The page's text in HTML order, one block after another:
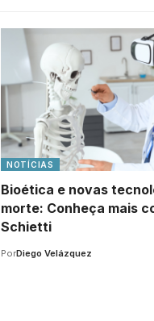
NOTÍCIAS
Bioética e novas
morte: Conheça mais
Schietti
PorDiego Velázquez